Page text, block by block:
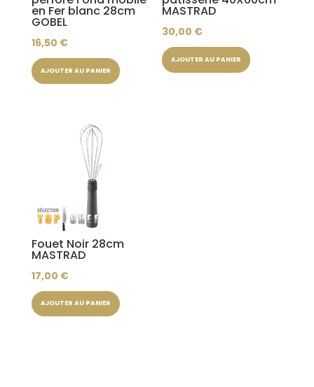
en Fer blanc 28cm
GOBEL
16,50 €
AJOUTER AU PANIER
MASTRAD
30,00 €
AJOUTER AU PANIER
Fouet Noir 28cm
MASTRAD
17,00 €
AJOUTER AU PANIER